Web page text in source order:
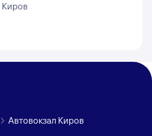
Киров
Автовокзал Киров